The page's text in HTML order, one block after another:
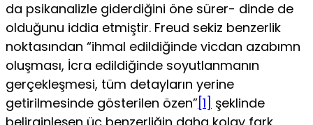
da psikanalizle giderdiğini öne sürer- dinde de
olduğunu id­dia etmiştir. Freud sekiz benzerlik
noktasından “ihmal edil­diğinde vicdan azabımn
oluşması, İcra edildiğinde soyutlan­manın
gerçekleşmesi, tüm detayların yerine
getirilmesinde gösterilen özen”[1] şeklinde